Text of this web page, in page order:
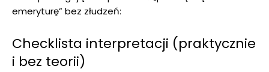
emeryturę” bez złudzeń:
Checklista interpretacji (praktycznie
i bez teorii)